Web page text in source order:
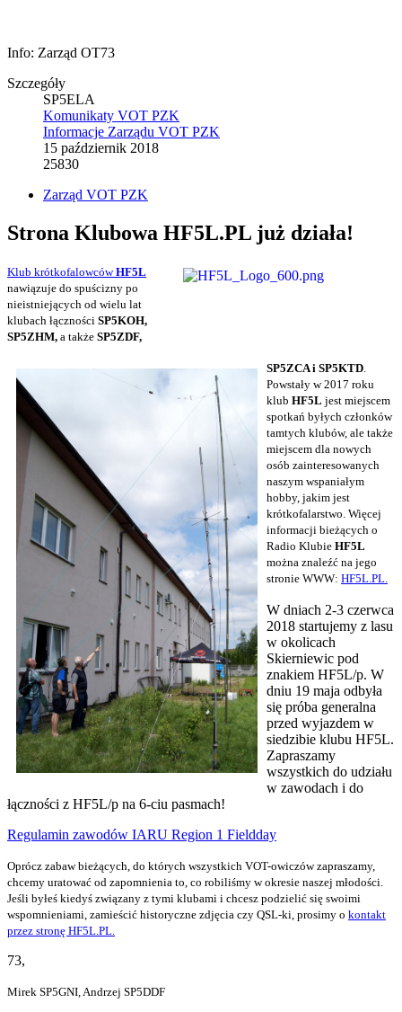
Info: Zarząd OT73
Szczegóły
SP5ELA
Komunikaty VOT PZK
Informacje Zarządu VOT PZK
15 październik 2018
25830
Zarząd VOT PZK
Strona Klubowa HF5L.PL już działa!
Klub krótkofalowcówHF5L
nawiązuje do spuścizny po
nieistniejących od wielu lat
klubach łączności SP5KOH,
SP5ZHM, a także SP5ZDF,
SP5ZCA i SP5KTD
Powstały w 2017 roku
klub HF5L jest miejscem
spotkań byłych członków
tamtych klubów, ale także
miejscem dla nowych
osób zainteresowanych
naszym wspaniałym
hobby, jakim jest
krótkofalarstwo. Więcej
informacji bieżących o
Radio Klubie HF5L
można znaleźć na jego
stronie WWW: HF5L.PL.
W dniach 2-3 czerwca
2018 startujemy z lasu
w okolicach
Skierniewic pod
znakiem HF5L/p. W
dniu 19 maja odbyła
się próba generalna
przed wyjazdem w
siedzibie klubu HF5L.
Zapraszamy
wszystkich do udziału
w zawodach i do
łączności z HF5L/p na 6-ciu pasmach!
Regulamin zawodów IARU Region 1 Fieldday
Oprócz zabaw bieżących, do których wszystkich VOT-owiczów zapraszamy,
chcemy uratować od zapomnienia to, co robiliśmy w okresie naszej młodości.
Jeśli byłeś kiedyś związany z tymi klubami i chcesz podzielić się swoimi
wspomnieniami, zamieścić historyczne zdjęcia czy QSL-ki, prosimy o kontakt
przez stronę HF5L.PL.
73,
Mirek SP5GNI, Andrzej SP5DDF